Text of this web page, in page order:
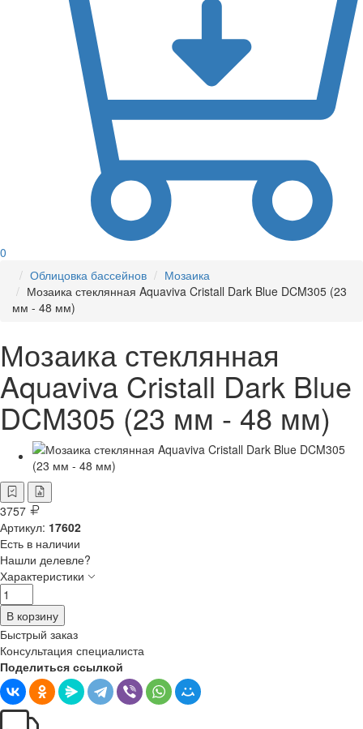
0
Облицовка бассейнов
Мозаика
Мозаика стеклянная Aquaviva Cristall Dark Blue DCM305 (23
мм - 48 мм)
Мозаика стеклянная
Aquaviva Cristall Dark Blue
DCM305 (23 мм - 48 мм)
3757
Артикул: 17602
Есть в наличии
Нашли делевле?
Характеристики
В корзину
Быстрый заказ
Консультация специалиста
Поделиться ссылкой